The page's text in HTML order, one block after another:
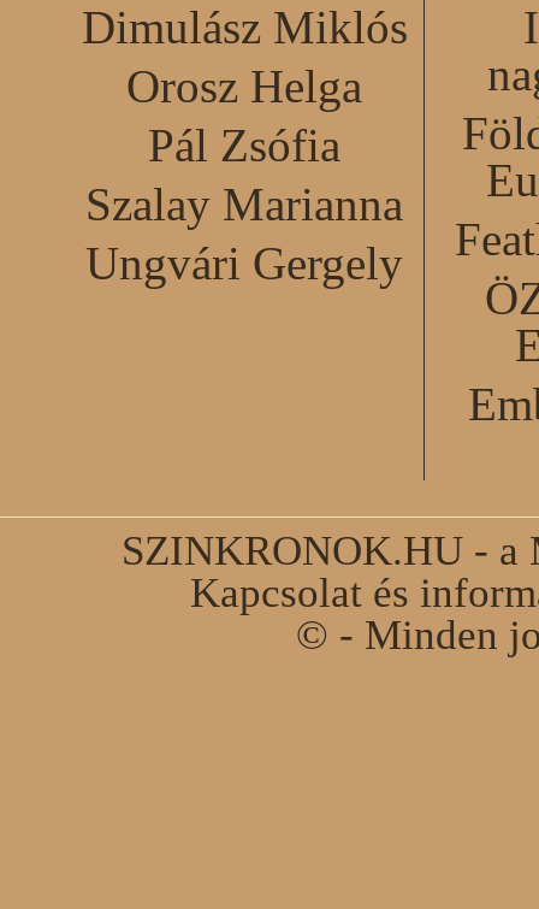
Dimulász Miklós
Orosz Helga
Pál Zsófia
Szalay Marianna
Ungvári Gergely
SZINKRONOK.HU - a
Kapcsolat és
© - Minden